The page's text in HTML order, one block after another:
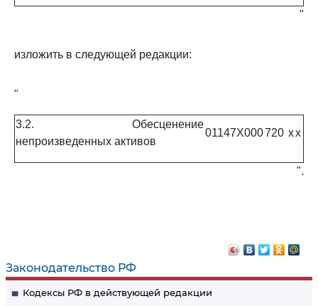
Законодательство РФ
Кодексы РФ в действующей редакции
"
изложить в следующей редакции:
"
3.2. Обесценение
непроизведенных активов
01147X000720 xx
".